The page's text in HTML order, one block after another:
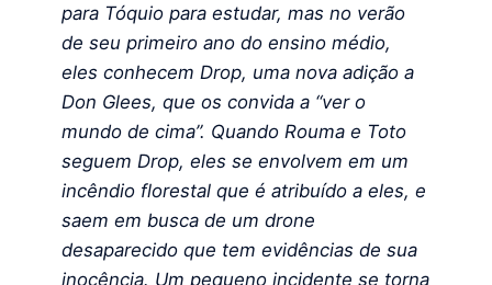
para Tóquio para estudar, mas no verão
de seu primeiro ano do ensino médio,
eles conhecem Drop, uma nova adição a
Don Glees, que os convida a “ver o
mundo de cima”. Quando Rouma e Toto
seguem Drop, eles se envolvem em um
incêndio florestal que é atribuído a eles, e
saem em busca de um drone
desaparecido que tem evidências de sua
inocência. Um pequeno incidente se torna